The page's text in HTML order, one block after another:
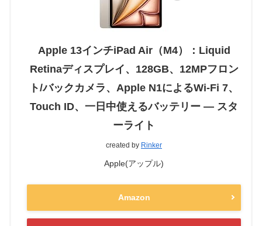
Apple 13インチiPad Air（M4）：Liquid
Retinaディスプレイ、128GB、12MPフロン
ト/バックカメラ、Apple N1によるWi-Fi 7、
Touch ID、一日中使えるバッテリー — スタ
ーライト
created by Rinker
Apple(アップル)
Amazon